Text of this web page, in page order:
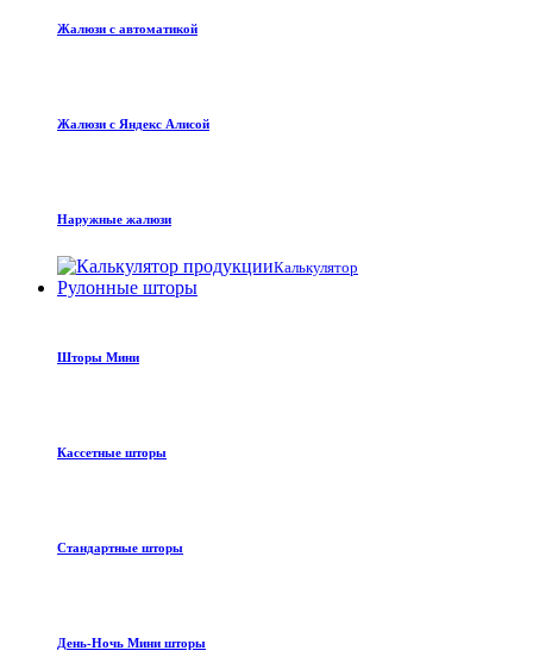
Жалюзи с автоматикой
Жалюзи с Яндекс Алисой
Наружные жалюзи
Калькулятор
Рулонные шторы
Шторы Мини
Кассетные шторы
Стандартные шторы
День-Ночь Мини шторы